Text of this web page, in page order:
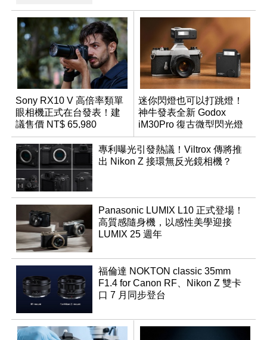
Sony RX10 V 高倍率類單
眼相機正式在台發表！建
議售價 NT$ 65,980
迷你閃燈也可以打跳燈！
神牛發表全新 Godox
iM30Pro 復古微型閃光燈
專利曝光引發熱議！Viltrox 傳將推
出 Nikon Z 接環無反光鏡相機？
Panasonic LUMIX L10 正式登場！
高質感隨身機，以感性美學迎接
LUMIX 25 週年
福倫達 NOKTON classic 35mm
F1.4 for Canon RF、Nikon Z 雙卡
口 7 月同步登台